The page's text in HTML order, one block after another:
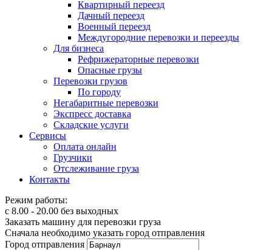
Квартирный переезд
Дачный переезд
Военный переезд
Междугородние перевозки и переезды
Для бизнеса
Рефрижераторные перевозки
Опасные грузы
Перевозки грузов
По городу
Негабаритные перевозки
Экспресс доставка
Складские услуги
Сервисы
Оплата онлайн
Грузчики
Отслеживание груза
Контакты
Режим работы:
с 8.00 - 20.00 без выходных
Заказать машину для перевозки груза
Сначала необходимо указать город отправления
Город отправления